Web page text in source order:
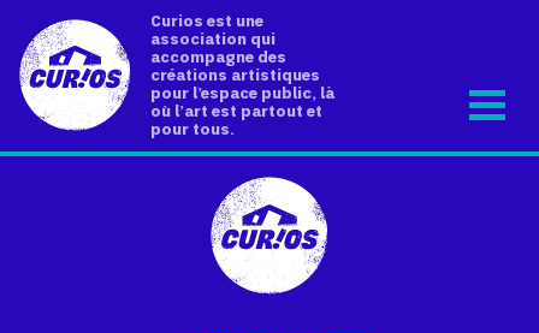
Curios est une
association qui
accompagne des
créations artistiques
pour l’espace public, là
où l’art est partout et
pour tous.